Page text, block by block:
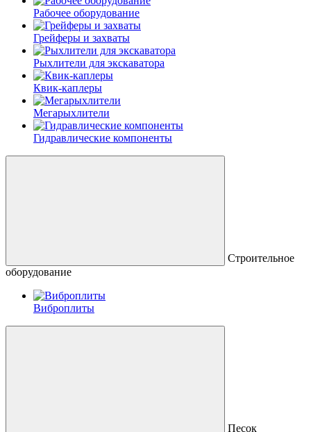
Рабочее оборудование
Грейферы и захваты
Рыхлители для экскаватора
Квик-каплеры
Мегарыхлители
Гидравлические компоненты
Строительное
оборудование
Виброплиты
Песок